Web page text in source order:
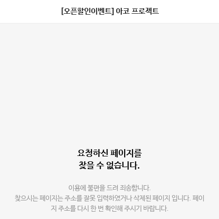
[오픈할인이벤트] 아코 프로젝트
요청하신 페이지를
찾을 수 없습니다.
이용에 불편을 드려 죄송합니다.
찾으시는 페이지는 주소를 잘못 입력하였거나 삭제된 페이지 입니다. 페이
지 주소를 다시 한 번 확인해 주시기 바랍니다.